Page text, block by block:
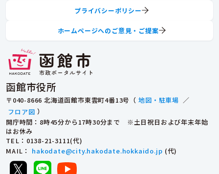
函館市役所
〒040-8666 北海道函館市東雲町4番13号（ 地図・駐車場 ／
フロア図 ）
開庁時間：8時45分から17時30分まで ※土日祝日および年末年始
はお休み
TEL ：0138-21-3111(代)
MAIL ： hakodate@city.hakodate.hokkaido.jp (代)
プライバシーポリシー
ホームページへのご意見・ご提案